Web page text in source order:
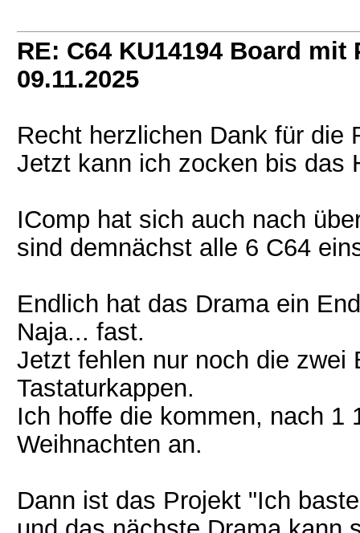
RE: C64 KU14194 Board mit
09.11.2025
Recht herzlichen Dank für die
Jetzt kann ich zocken bis das
IComp hat sich auch nach
sind demnächst alle 6 C64
Endlich hat das Drama ein
Naja... fast.
Jetzt fehlen nur noch die zwei
Tastaturkappen.
Ich hoffe die kommen, nach 1
Weihnachten an.
Dann ist das Projekt "Ich